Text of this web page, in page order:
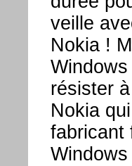
veille
Nokia !
résister
Nokia
fabricant